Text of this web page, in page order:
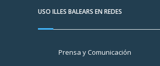
USO ILLES BALEARS EN REDES
Prensa y Comunicación